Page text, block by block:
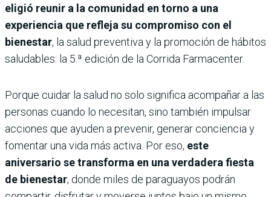
eligió reunir a la comunidad en torno a una
experiencia que refleja su compromiso con el
bienestar, la salud preventiva y la promoción de hábitos
saludables: la 5.ª edición de la Corrida Farmacenter.
Porque cuidar la salud no solo significa acompañar a las
personas cuando lo necesitan, sino también impulsar
acciones que ayuden a prevenir, generar conciencia y
fomentar una vida más activa. Por eso, este
aniversario se transforma en una verdadera fiesta
de bienestar, donde miles de paraguayos podrán